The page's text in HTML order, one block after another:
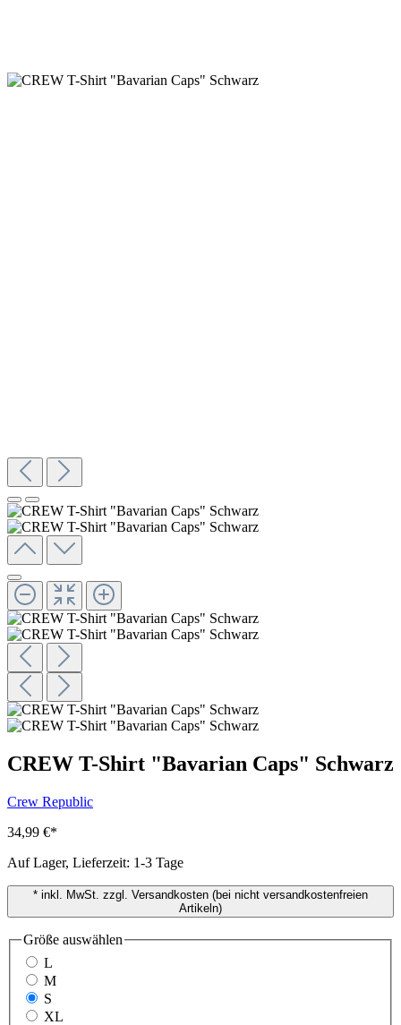
CREW T-Shirt "Bavarian Caps" Schwarz
Crew Republic
34,99 €*
Auf Lager, Lieferzeit: 1-3 Tage
* inkl. MwSt. zzgl. Versandkosten (bei nicht versandkostenfreien
Artikeln)
Größe auswählen
L
M
S
XL